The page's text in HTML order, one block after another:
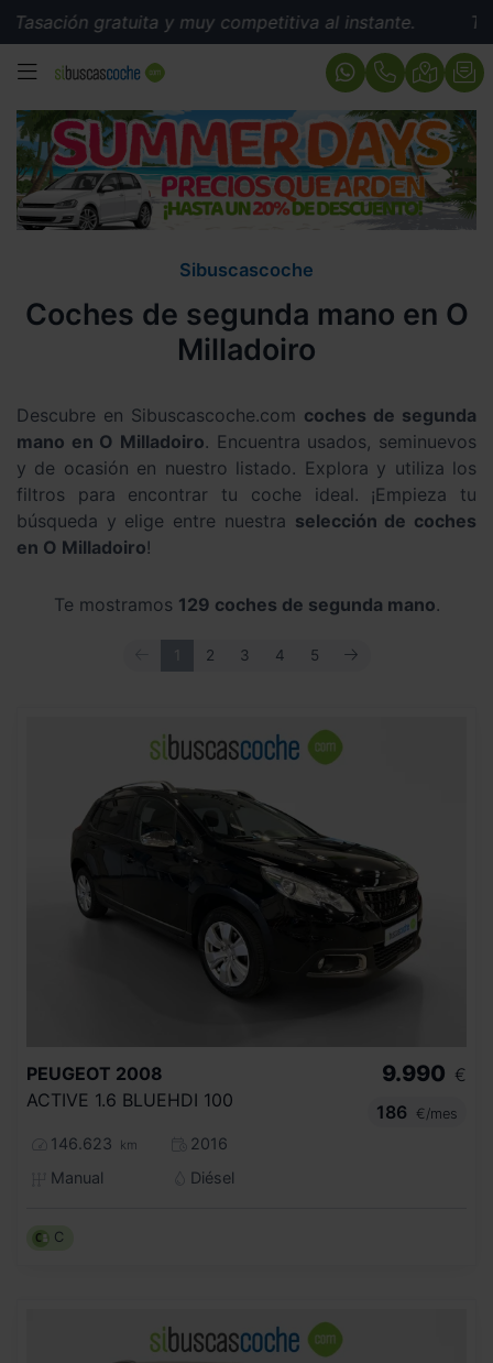
gratuita y muy competitiva al instante. Tasación
MENÚ
Sibuscascoche
Coches de segunda mano en O
Milladoiro
Descubre en Sibuscascoche.com coches de segunda
mano en O Milladoiro. Encuentra usados, seminuevos
y de ocasión en nuestro listado. Explora y utiliza los
filtros para encontrar tu coche ideal. ¡Empieza tu
búsqueda y elige entre nuestra selección de coches
en O Milladoiro!
Te mostramos 129 coches de segunda mano.
ANTERIOR
2 3 4 5 SIGUIENTE
PEUGEOT 2008
ACTIVE 1.6 BLUEHDI 100
146.623 km
2016
Manual
Diésel
9.990 €
186
€/mes
C